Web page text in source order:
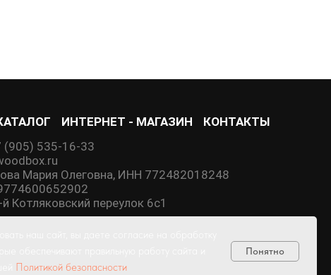
Политикой безопасности
Понятно
ИНТЕРНЕТ - МАГАЗИН
КОНТАКТЫ
(905) 535-16-33
Мария Олеговна, ИНН 772482018248
Котляковский переулок 6с1
СОГЛАШЕНИЕ